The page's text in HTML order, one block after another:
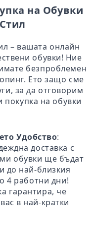
на Обувки
– вашата онлайн
обувки! Ние
безпроблемен
Ето защо сме
за да отговорим
на обувки
Удобство:
доставка с
обувки ще бъдат
до най-близкия
4 работни дни!
гарантира, че
в най-кратки